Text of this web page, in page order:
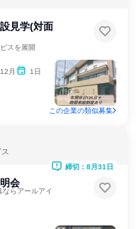
見学(対面
スを展開
月 1日
この企業の類似募集
会
ならアールアイ
締切：8月31日